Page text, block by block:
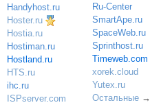
Handyhost.ru
Hoster.ru
Hostia.ru
Hostiman.ru
Hostland.ru
HTS.ru
ihc.ru
ISPserver.com
Ru-Center
SmartApe.ru
SpaceWeb.ru
Sprinthost.ru
Timeweb.com
xorek.cloud
Yutex.ru
Остальные→